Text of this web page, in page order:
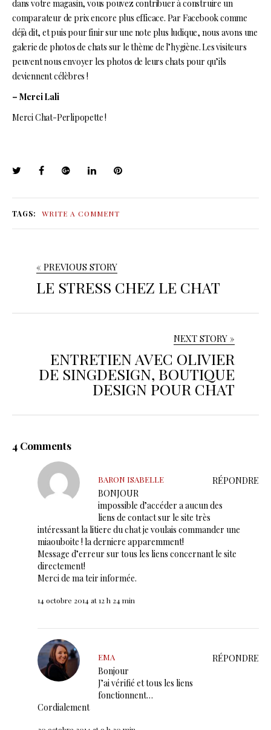
dans votre magasin, vous pouvez contribuer à construire un
comparateur de prix encore plus efficace. Par Facebook comme
déjà dit, et puis pour finir sur une note plus ludique, nous avons une
galerie de photos de chats sur le thème de l’hygiène. Les visiteurs
peuvent nous envoyer les photos de leurs chats pour qu’ils
deviennent célèbres !
– Merci Lali
Merci Chat-Perlipopette !
TAGS: WRITE A COMMENT
« PREVIOUS STORY
LE STRESS CHEZ LE CHAT
NEXT STORY »
ENTRETIEN AVEC OLIVIER
DE SINGDESIGN, BOUTIQUE
DESIGN POUR CHAT
4 Comments
BARON ISABELLE
RÉPONDRE
BONJOUR
impossible d’accéder a aucun des
liens de contact sur le site très
intéressant la litiere du chat je voulais commander une
miaouboite ! la derniere apparemment!
Message d’erreur sur tous les liens concernant le site
directement!
Merci de ma teir informée.
14 octobre 2014 at 12 h 24 min
EMA
RÉPONDRE
Bonjour
J’ai vérifié et tous les liens
fonctionnent…
Cordialement